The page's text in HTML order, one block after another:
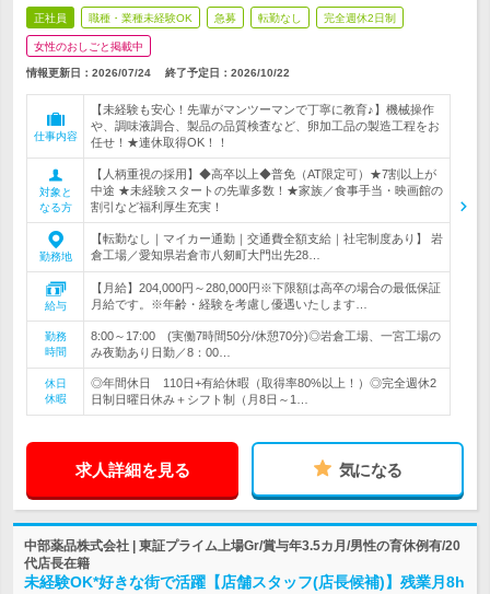
正社員 職種・業種未経験OK 急募 転勤なし 完全週休2日制
女性のおしごと掲載中
情報更新日：2026/07/24 終了予定日： 2026/10/22
仕事内容
【未経験も安心！先輩がマンツーマンで丁寧に教育♪】機械操作
や、調味液調合、製品の品質検査など、卵加工品の製造工程をお
任せ！★連休取得OK！！
対象と
なる方
【人柄重視の採用】◆高卒以上◆普免（AT限定可）★7割以上が
中途 ★未経験スタートの先輩多数！★家族／食事手当・映画館の
割引など福利厚生充実！
勤務地
【転勤なし｜マイカー通勤｜交通費全額支給｜社宅制度あり】 岩
倉工場／愛知県岩倉市八剱町大門出先28…
給与
【月給】204,000円～280,000円※下限額は高卒の場合の最低保証
月給です。※年齢・経験を考慮し優遇いたします…
勤務
時間
8:00～17:00 (実働7時間50分/休憩70分)◎岩倉工場、一宮工場の
み夜勤あり日勤／8：00…
休日
休暇
◎年間休日 110日+有給休暇（取得率80%以上！）◎完全週休2
日制日曜日休み＋シフト制（月8日～1…
求人詳細を見る 気になる
中部薬品株式会社 | 東証プライム上場Gr/賞与年3.5カ月/男性の育休例有/20
代店長在籍
未経験OK*好きな街で活躍【店舗スタッフ(店長候補)】残業月8h